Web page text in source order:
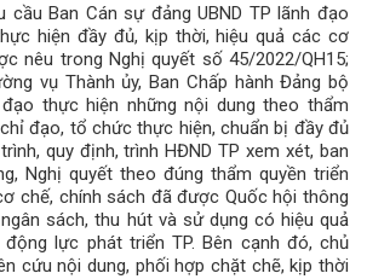
cầu Ban Cán sự đảng UBND TP lãnh đạo
hiện đầy đủ, kịp thời, hiệu quả các cơ
nêu trong Nghị quyết số 45/2022/QH15;
vụ Thành ủy, Ban Chấp hành Đảng bộ
thực hiện những nội dung theo thẩm
đạo, tổ chức thực hiện, chuẩn bị đầy đủ
quy định, trình HĐND TP xem xét, ban
Nghị quyết theo đúng thẩm quyền triển
chế, chính sách đã được Quốc hội thông
sách, thu hút và sử dụng có hiệu quả
lực phát triển TP. Bên cạnh đó, chủ
cứu nội dung, phối hợp chặt chẽ, kịp thời